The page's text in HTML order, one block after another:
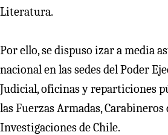
Literatura.
Por ello, se dispuso izar a media
nacional en las sedes del Poder
Judicial, oficinas y reparticiones
las Fuerzas Armadas,
Investigaciones de Chile.